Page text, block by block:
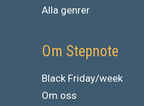
Alla genrer
Om Stepnote
Black Friday/week
Om oss